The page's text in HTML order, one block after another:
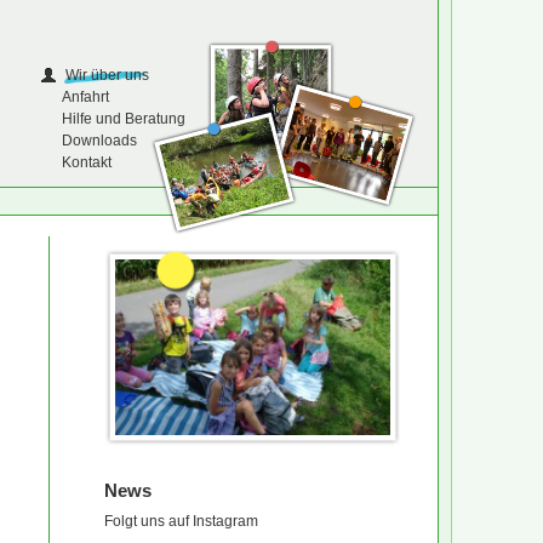
Wir über uns
Anfahrt
Hilfe und Beratung
Downloads
Kontakt
News
Folgt uns auf Instagram